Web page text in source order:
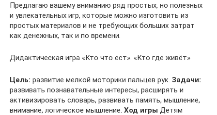
Предлагаю вашему вниманию ряд простых, но полезных
и увлекательных игр, которые можно изготовить из
простых материалов и не требующих больших затрат
как денежных, так и по времени.
Дидактическая игра «Кто что ест». «Кто где живёт»
Цель: развитие мелкой моторики пальцев рук. Задачи:
развивать познавательные интересы, расширять и
активизировать словарь, развивать память, мышление,
внимание, логическое мышление. Ход игры Детям